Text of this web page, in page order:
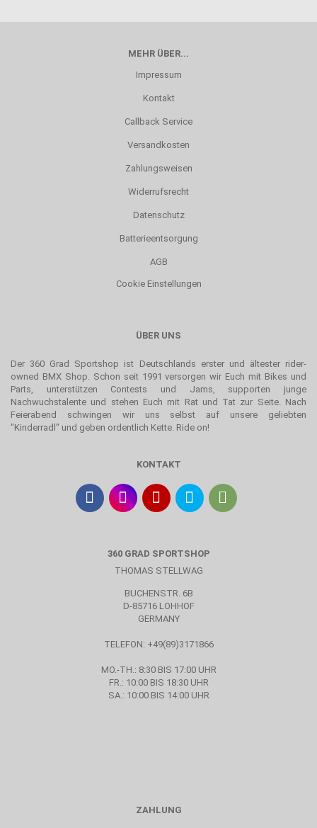
MEHR ÜBER...
Impressum
Kontakt
Callback Service
Versandkosten
Zahlungsweisen
Widerrufsrecht
Datenschutz
Batterieentsorgung
AGB
Cookie Einstellungen
ÜBER UNS
Der 360 Grad Sportshop ist Deutschlands erster und ältester rider-
owned BMX Shop. Schon seit 1991 versorgen wir Euch mit Bikes und
Parts, unterstützen Contests und Jams, supporten junge
Nachwuchstalente und stehen Euch mit Rat und Tat zur Seite. Nach
Feierabend schwingen wir uns selbst auf unsere geliebten
"Kinderradl" und geben ordentlich Kette. Ride on!
KONTAKT
360 GRAD SPORTSHOP
THOMAS STELLWAG
BUCHENSTR. 6B
D-85716 LOHHOF
GERMANY
TELEFON: +49(89)3171866
MO.-TH.: 8:30 BIS 17:00 UHR
FR.: 10:00 BIS 18:30 UHR
SA.: 10:00 BIS 14:00 UHR
ZAHLUNG